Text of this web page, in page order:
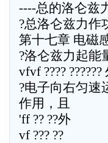
----总的洛仑兹
?总洛仑兹力作
第十七章 电磁
?洛仑兹力起能
vfvf ???? ??????
?电子向右匀速
作用，且
'ff ?? ??外
vf ??? ??